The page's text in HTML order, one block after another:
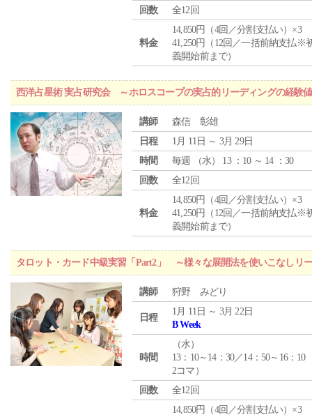
回数
全12回
料金
14,850円（4回／分割支払い）×3
41,250円（12回／一括前納支払※
義開始前まで）
西洋占星術 実占研究会 ～ホロスコープの実占的リーディングの経験
講師
森信 彰雄
日程
1月 11日 ～ 3月 29日
時間
毎週 （水） 13 ：10 ～ 14 ：30
回数
全12回
料金
14,850円（4回／分割支払い）×3
41,250円（12回／一括前納支払※
義開始前まで）
タロット・カード中級実習「Part2」 ～様々な展開法を使いこなしリ
講師 狩野 みどり
日程
1月 11日 ～ 3月 22日
B Week
時間
（水）
13：10～14：30／14：50～16：10
2コマ）
回数
全12回
14,850円（4回／分割支払い）×3